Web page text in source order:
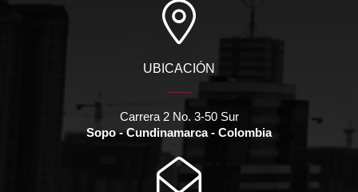
UBICACIÓN
Carrera 2 No. 3-50 Sur
Sopo - Cundinamarca - Colombia